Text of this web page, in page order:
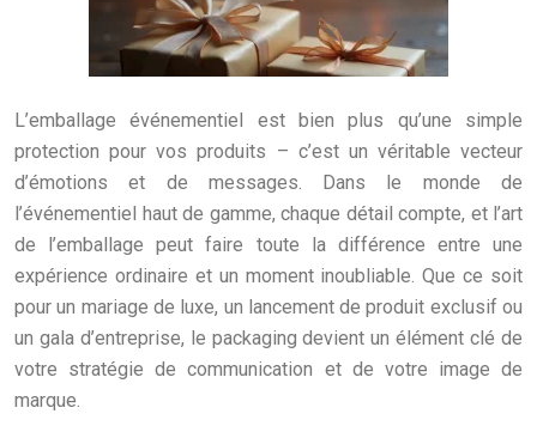
L’emballage événementiel est bien plus qu’une simple
protection pour vos produits – c’est un véritable vecteur
d’émotions et de messages. Dans le monde de
l’événementiel haut de gamme, chaque détail compte, et l’art
de l’emballage peut faire toute la différence entre une
expérience ordinaire et un moment inoubliable. Que ce soit
pour un mariage de luxe, un lancement de produit exclusif ou
un gala d’entreprise, le packaging devient un élément clé de
votre stratégie de communication et de votre image de
marque.